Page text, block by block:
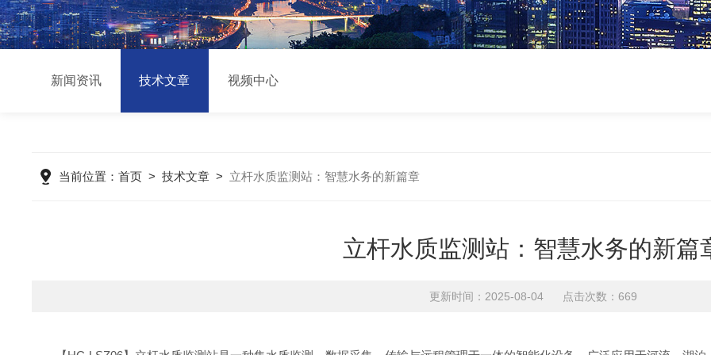
新闻资讯 技术文章 视频中心
当前位置：首页 >技术文章 > 立杆水质监测站：智慧水务的新篇章
立杆水质监测站：智慧水务的新篇
更新时间：2025-08-04 点击次数：669